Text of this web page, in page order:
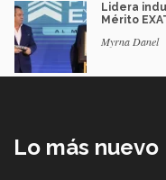
Lidera
Mérito
Myrna Danel
Lo más nuevo